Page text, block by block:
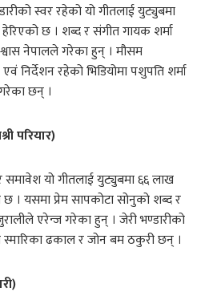
स्वर रहेको यो गीतलाई युट्युबमा
छ । शब्द र संगीत गायक शर्मा
नेपालले गरेका हुन् । मौसम
एवं निर्देशन रहेको भिडियोमा पशुपति शर्मा
छन् ।
परियार)
समावेश यो गीतलाई युट्युबमा ६६ लाख
। यसमा प्रेम सापकोटा सोनुको शब्द र
एरेन्ज गरेका हुन् । जेरी भण्डारीको
स्मारिका ढकाल र जोन बम ठकुरी छन् ।